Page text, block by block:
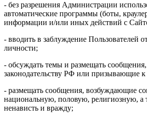
- без разрешения Администрации
автоматические программы (боты,
информации и/или иных действий с
- вводить в заблуждение Пользователей
личности;
- обсуждать темы и размещать
законодательству РФ или призывающие
- размещать сообщения, возбуждающие
национальную, половую, религиозную,
ненависть и вражду;